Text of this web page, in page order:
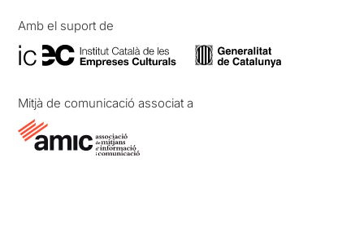
Amb el suport de
Mitjà de comunicació associat a